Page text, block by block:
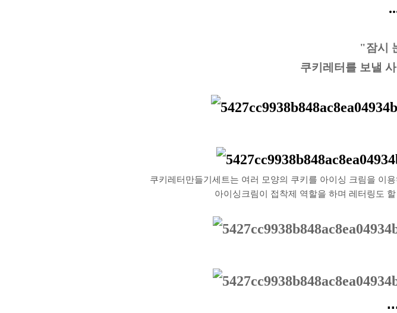
"잠시
쿠키레터를 보낼
쿠키레터만들기세트는 여러 모양의 쿠키를 아이싱 크림을 이
아이싱크림이 접착제 역할을 하며 레터링도